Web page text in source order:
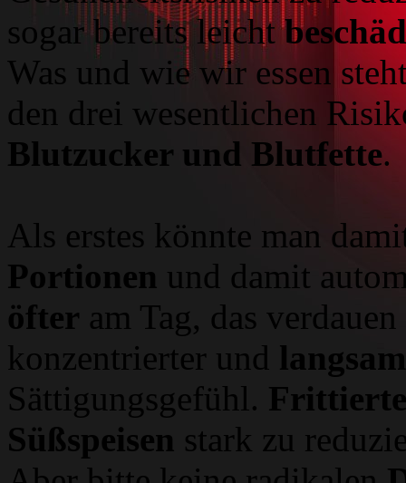
sogar bereits leicht
Was und wie wir essen
den drei wesentlichen
Blutzucker und Blutfette.
Als erstes könnte man
Portionen und damit
öfter am Tag, das
konzentrierter und langsam
Sättigungsgefühl.
Süßspeisen stark zu